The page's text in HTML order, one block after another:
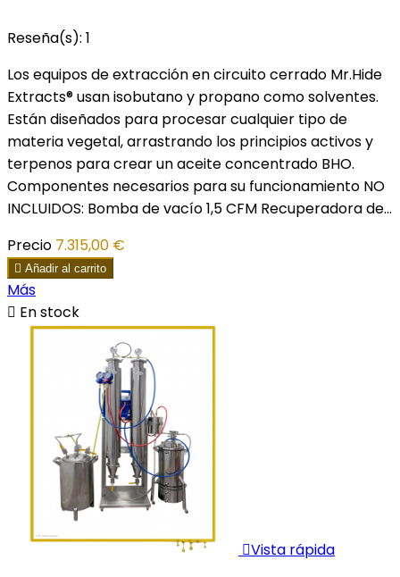
Reseña(s): 1
Los equipos de extracción en circuito cerrado Mr.Hide
Extracts® usan isobutano y propano como solventes.
Están diseñados para procesar cualquier tipo de
materia vegetal, arrastrando los principios activos y
terpenos para crear un aceite concentrado BHO.
Componentes necesarios para su funcionamiento NO
INCLUIDOS: Bomba de vacío 1,5 CFM Recuperadora de...
Precio 7.315,00 €
 Añadir al carrito
Más
 En stock
Vista rápida